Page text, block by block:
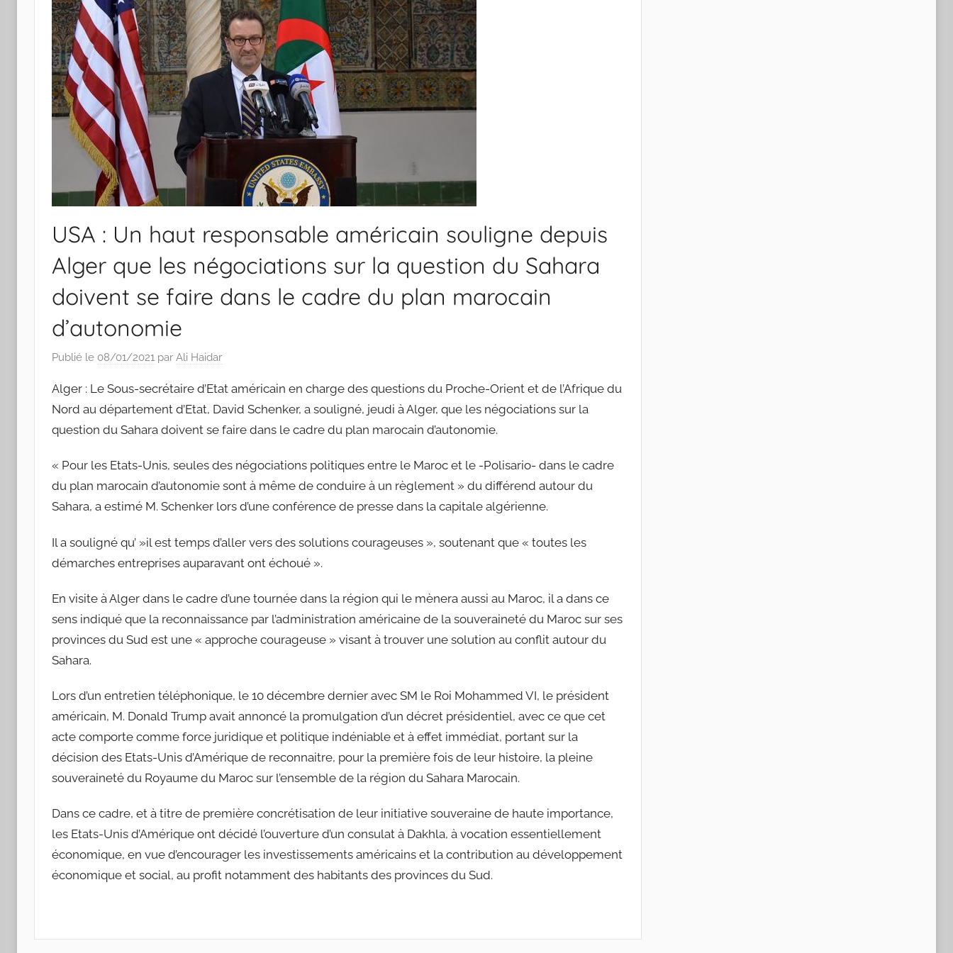
USA : Un haut responsable américain souligne depuis
Alger que les négociations sur la question du Sahara
doivent se faire dans le cadre du plan marocain
d’autonomie
Publié le 08/01/2021 par Ali Haidar
Alger : Le Sous-secrétaire d’Etat américain en charge des questions du Proche-Orient et de l’Afrique du
Nord au département d’Etat, David Schenker, a souligné, jeudi à Alger, que les négociations sur la
question du Sahara doivent se faire dans le cadre du plan marocain d’autonomie.
« Pour les Etats-Unis, seules des négociations politiques entre le Maroc et le -Polisario- dans le cadre
du plan marocain d’autonomie sont à même de conduire à un règlement » du différend autour du
Sahara, a estimé M. Schenker lors d’une conférence de presse dans la capitale algérienne.
Il a souligné qu’ »il est temps d’aller vers des solutions courageuses », soutenant que « toutes les
démarches entreprises auparavant ont échoué ».
En visite à Alger dans le cadre d’une tournée dans la région qui le mènera aussi au Maroc, il a dans ce
sens indiqué que la reconnaissance par l’administration américaine de la souveraineté du Maroc sur ses
provinces du Sud est une « approche courageuse » visant à trouver une solution au conflit autour du
Sahara.
Lors d’un entretien téléphonique, le 10 décembre dernier avec SM le Roi Mohammed VI, le président
américain, M. Donald Trump avait annoncé la promulgation d’un décret présidentiel, avec ce que cet
acte comporte comme force juridique et politique indéniable et à effet immédiat, portant sur la
décision des Etats-Unis d’Amérique de reconnaitre, pour la première fois de leur histoire, la pleine
souveraineté du Royaume du Maroc sur l’ensemble de la région du Sahara Marocain.
Dans ce cadre, et à titre de première concrétisation de leur initiative souveraine de haute importance,
les Etats-Unis d’Amérique ont décidé l’ouverture d’un consulat à Dakhla, à vocation essentiellement
économique, en vue d’encourager les investissements américains et la contribution au développement
économique et social, au profit notamment des habitants des provinces du Sud.